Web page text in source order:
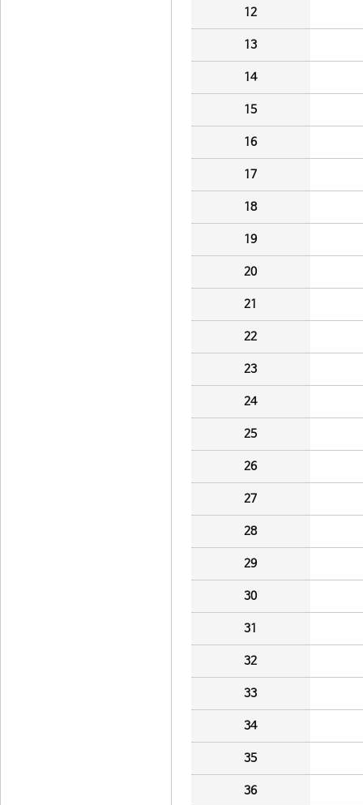
12
13
14
15
16
17
18
19
20
21
22
23
24
25
26
27
28
29
30
31
32
33
34
35
36